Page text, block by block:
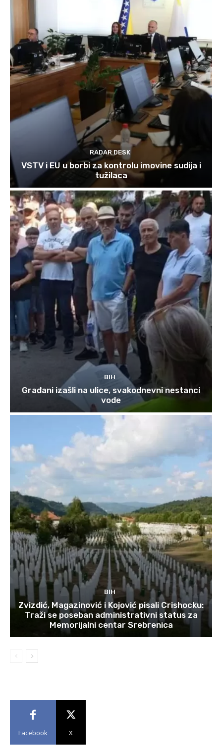
RADAR DESK
VSTV i EU u borbi za kontrolu imovine sudija i
tužilaca
BIH
Građani izašli na ulice, svakodnevni nestanci
vode
BIH
Zvizdić, Magazinović i Kojović pisali Crishocku:
Traži se poseban administrativni status za
Memorijalni centar Srebrenica
Facebook X